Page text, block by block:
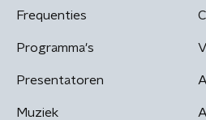
Frequenties
Programma's
Presentatoren
Muziek